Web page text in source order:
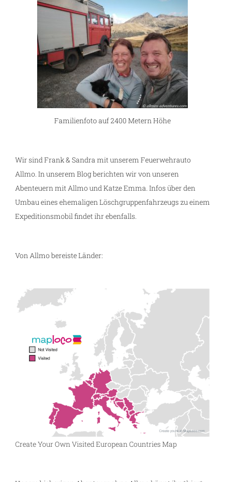
Familienfoto auf 2400 Metern Höhe
Wir sind Frank & Sandra mit unserem Feuerwehrauto
Allmo. In unserem Blog berichten wir von unseren
Abenteuern mit Allmo und Katze Emma. Infos über den
Umbau eines ehemaligen Löschgruppenfahrzeugs zu einem
Expeditionsmobil findet ihr ebenfalls.
Von Allmo bereiste Länder:
Create Your Own Visited European Countries Map